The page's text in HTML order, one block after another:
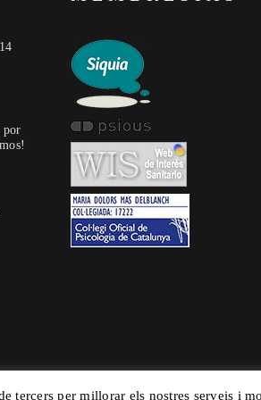
por
tercers per millorar els nostres serveis i